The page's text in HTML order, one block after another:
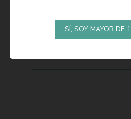
SÍ, SOY MAYOR DE